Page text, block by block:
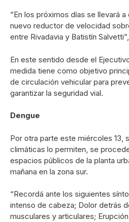
“En los próximos días se llevará
nuevo reductor de velocidad
entre Rivadavia y Batistín
En este sentido desde el
medida tiene como objetivo
de circulación vehicular para
garantizar la seguridad vial.
Dengue
Por otra parte este miércoles 13,
climáticas lo permiten, se
espacios públicos de la planta
mañana en la zona sur.
“Recordá ante los siguientes
intenso de cabeza; Dolor detrás
musculares y articulares;